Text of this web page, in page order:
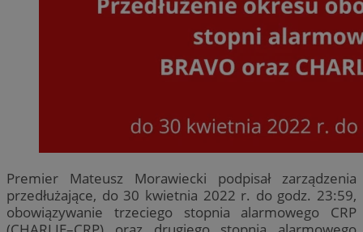
Premier Mateusz Morawiecki podpisał zarządzenia
przedłużające, do 30 kwietnia 2022 r. do godz. 23:59,
obowiązywanie trzeciego stopnia alarmowego CRP